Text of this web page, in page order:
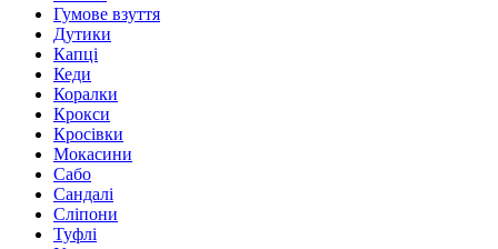
Гумове взуття
Дутики
Капці
Кеди
Коралки
Крокси
Кросівки
Мокасини
Сабо
Сандалі
Сліпони
Туфлі